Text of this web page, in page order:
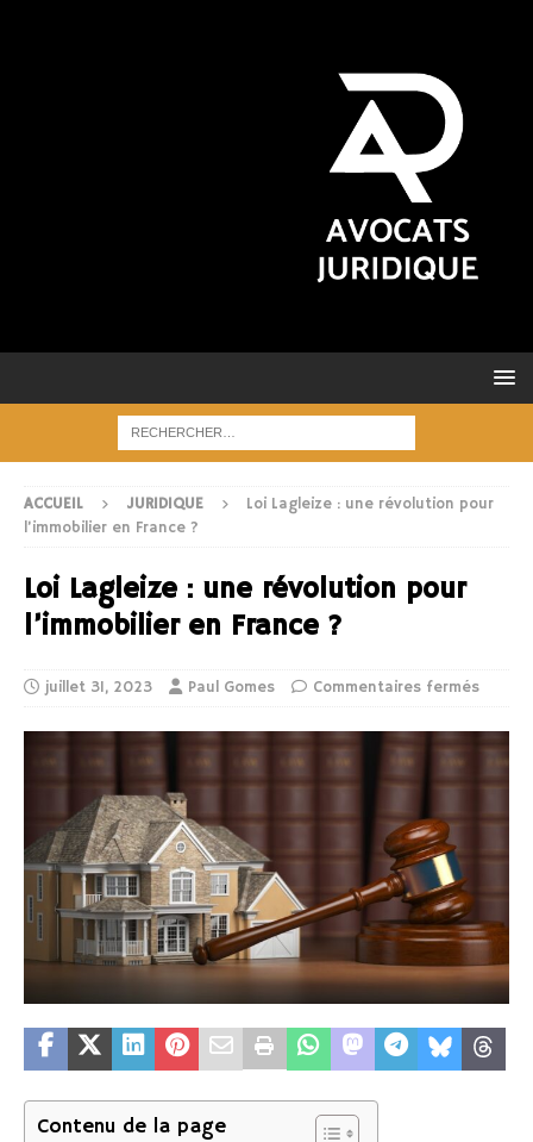
ACCUEIL JURIDIQUE
Loi Lagleize : une révolution pour
l’immobilier en France ?
Loi Lagleize : une révolution pour
l’immobilier en France ?
juillet 31, 2023 Paul Gomes Commentaires fermés
Contenu de la page